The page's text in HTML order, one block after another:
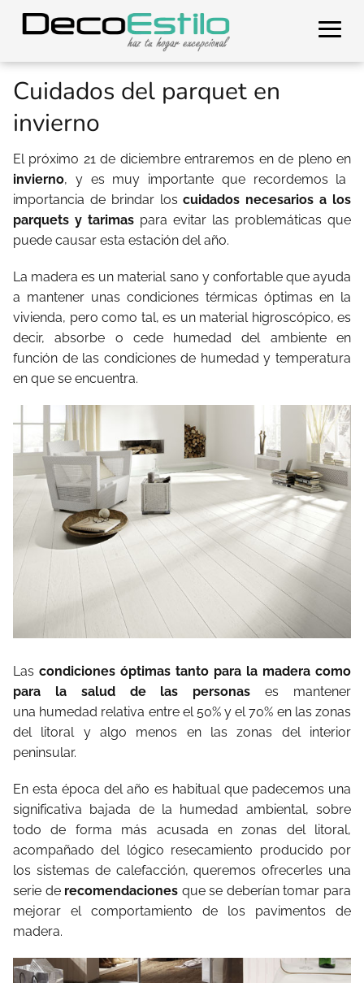
Cuidados del parquet en
invierno
El próximo 21 de diciembre entraremos en de pleno en
invierno, y es muy importante que recordemos la
importancia de brindar loscuidados necesarios a los
parquets y tarimas para evitar las problemáticas que
puede causar esta estación del año.
La madera es un material sano y confortable que ayuda
a mantener unas condiciones térmicas óptimas en la
vivienda, pero como tal, es un material higroscópico, es
decir, absorbe o cede humedad del ambiente en
función de las condiciones de humedad y temperatura
en que se encuentra.
Las condiciones óptimas tanto para la madera como
para la salud de las personas es mantener
una humedad relativa entre el 50% y el 70% en las zonas
del litoral y algo menos en las zonas del interior
peninsular.
En esta época del año es habitual que padecemos una
significativa bajada de la humedad ambiental, sobre
todo de forma más acusada en zonas del litoral,
acompañado del lógico resecamiento producido por
los sistemas de calefacción, queremos ofrecerles una
serie de recomendaciones que se deberían tomar para
mejorar el comportamiento de los pavimentos de
madera.